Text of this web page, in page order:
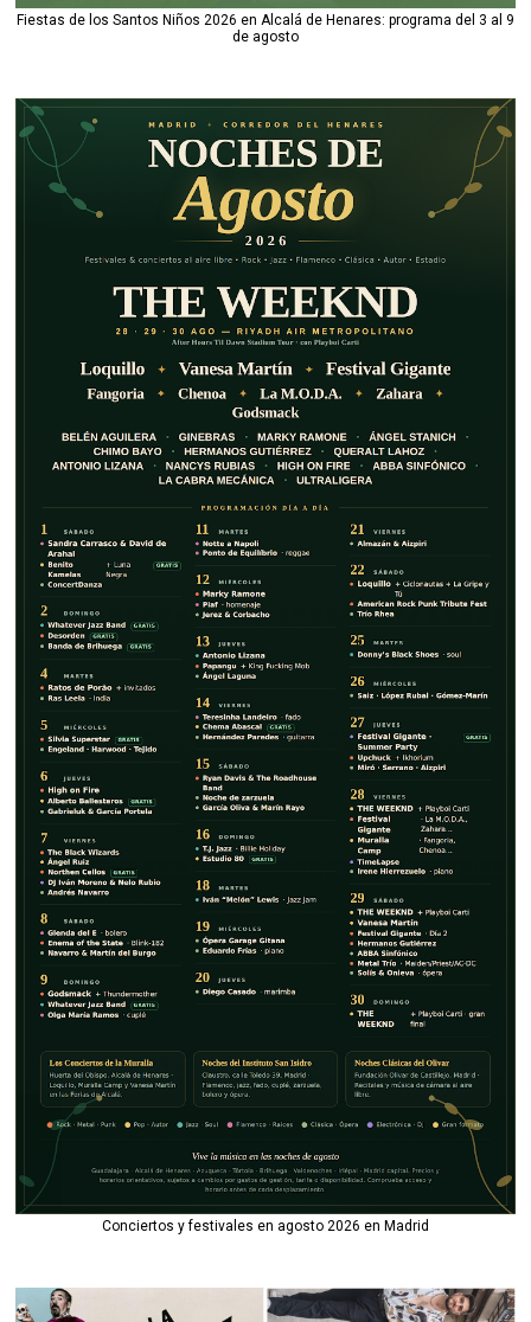
Fiestas de los Santos Niños 2026 en Alcalá de Henares: programa del 3 al 9
de agosto
Conciertos y festivales en agosto 2026 en Madrid